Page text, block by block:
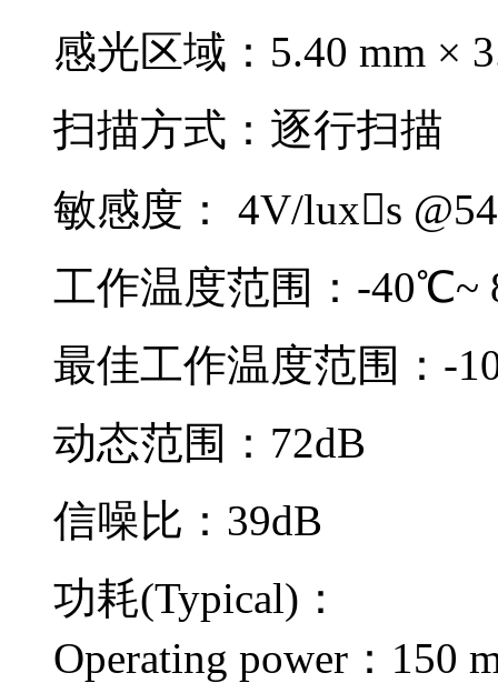
感光区域：5.40 mm ×
扫描方式：逐行扫描
敏感度： 4V/luxs
工作温度范围：-40℃~
最佳工作温度范围：-
动态范围：72dB
信噪比：39dB
功耗(Typical)：
Operating power：150